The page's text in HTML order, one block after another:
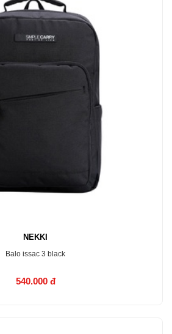
NEKKI
Balo issac 3 black
540.000 đ